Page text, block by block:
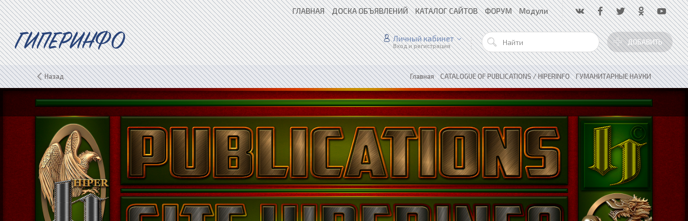
ГЛАВНАЯ ДОСКА ОБЪЯВЛЕНИЙ КАТАЛОГ САЙТОВ ФОРУМ Модули
ГИПЕРИНФО ДОБАВИТЬ
Личный кабинет
Вход и регистрация
Назад Главная»CATALOGUE OF PUBLICATIONS / HIPERINFO»ГУМАНИТАРНЫЕ НАУКИ